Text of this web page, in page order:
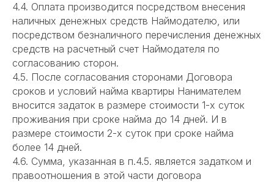
4.4. Оплата производится посредством внесения
наличных денежных средств Наймодателю, или
посредством безналичного перечисления денежных
средств на расчетный счет Наймодателя по
согласованию сторон.
4.5. После согласования сторонами Договора
сроков и условий найма квартиры Нанимателем
вносится задаток в размере стоимости 1-х суток
проживания при сроке найма до 14 дней. И в
размере стоимости 2-х суток при сроке найма
более 14 дней.
4.6. Сумма, указанная в п.4.5. является задатком и
правоотношения в этой части договора